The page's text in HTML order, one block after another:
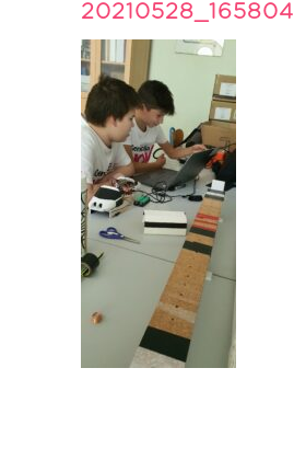
20210528_165804